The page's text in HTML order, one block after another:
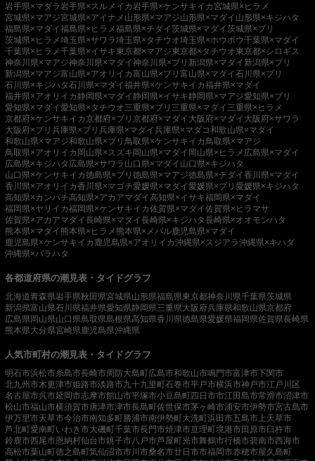
岩手県×マダラ 岩手県×スルメイカ 岩手県×ケンサキイカ宮城県×ヒラメ
宮城県×マアジ宮城県×アイナメ 山形県×マアジ山形県×マダイ 山形県×キジハタ
福島県×マダイ福島県×ヒラメ福島県×チダイ茨城県×マダイ茨城県×ブリ
茨城県×ヒラメ埼玉県×サワラ埼玉県×タチウオ埼玉県×ホウボウ千葉県×マダイ
千葉県×ヒラメ千葉県×イサキ東京都×マアジ東京都×タチウオ東京都×シロギス
神奈川県×マアジ神奈川県×マダイ神奈川県×ブリ 新潟県×マダイ 新潟県×ブリ
新潟県×マアジ富山県×アオリイカ富山県×ブリ 富山県×マダイ石川県×ブリ
石川県×キジハタ石川県×マダイ福井県×ケンサキイカ福井県×マダイ
福井県×アオリイカ静岡県×マダイ静岡県×イサキ静岡県×マアジ愛知県×ブリ
愛知県×マダイ愛知県×タチウオ三重県×ブリ 三重県×マダイ 三重県×ヒラメ
京都府×ケンサキイカ京都府×ブリ 京都府×マダイ 大阪府×マダイ 大阪府×サワラ
大阪府×ブリ 兵庫県×ブリ 兵庫県×マダイ兵庫県×マダコ和歌山県×マダイ
和歌山県×マアジ和歌山県×ブリ 鳥取県×ケンサキイカ 鳥取県×マアジ
鳥取県×アオリイカ 岡山県×スズキ岡山県×マダイ 岡山県×ヒラメ 広島県×マダイ
広島県×キジハタ 広島県×サワラ 山口県×マダイ 山口県×キジハタ
山口県×ケンサキイカ徳島県×ブリ 徳島県×マアジ徳島県×チダイ香川県×マダイ
香川県×アオリイカ香川県×マゴチ愛媛県×マダイ愛媛県×ブリ 愛媛県×キジハタ
高知県×カンパチ高知県×アカアマダイ高知県×イサキ福岡県×マダイ
福岡県×ヤリイカ福岡県×ケンサキイカ佐賀県×マダイ佐賀県×ヒラマサ
佐賀県×アカアマダイ長崎県×マダイ長崎県×キジハタ長崎県×オオモンハタ
熊本県×マダイ 熊本県×ヒラメ 熊本県×メバル鹿児島県×マダイ
鹿児島県×ケンサキイカ 鹿児島県×アオリイカ沖縄県×スジアラ沖縄県×キハダ
沖縄県×バラハタ
各都道府県の潮見表・タイドグラフ
北海道青森県岩手県秋田県宮城県山形県福島県東京都神奈川県千葉県茨城県
新潟県富山県石川県福井県愛知県静岡県三重県大阪府兵庫県和歌山県京都府
広島県岡山県山口県鳥取県島根県高知県香川県徳島県愛媛県福岡県佐賀県長崎県
熊本県大分県宮崎県 鹿児島県沖縄県
人気市町村の潮見表・タイドグラフ
明石市浜松市糸島市長崎市周防大島町広島市和歌山市鳴門市富津市下関市
北九州市木更津市姫路市淡路市九十九里町石巻市平戸市横浜市神戸市江戸川区
名古屋市呉市延岡市志摩市館山市平塚市小豆島町四日市市江田島市常滑市沼津市
松山市福山市横須賀市唐津市津市長島町佐世保市茅ヶ崎市浦安市伊勢市宮古島市
伊万里市天草市今治市南知多町勝浦市南伊勢町大洗町浜田市五島市 上天草市
芦北町愛南町いわき市大磯町千葉市長門市焼津市亘理町境港市田原市臼杵市
鈴鹿市西尾市恩納村仙台市銚子市八戸市芦屋町光市舞鶴市行橋市碧南市西海市
高松市葉山町徳之島町気仙沼市市川市桑名市廿日市市福岡市赤穂市屋久島町